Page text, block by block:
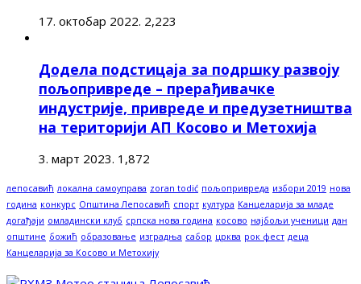
17. октобар 2022. 2,223
Додела подстицаја за подршку развоју
пољопривреде – прерађивачке
индустрије, привреде и предузетништва
на територији АП Косово и Метохија
3. март 2023. 1,872
лепосавић локална самоуправа zoran todić пољопривреда избори 2019 нова
година конкурс Општина Лепосавић спорт култура Канцеларија за младе
догађаји омладински клуб српска нова година косово најбољи ученици дан
општине божић образовање изградња сабор црква рок фест деца
Канцеларија за Косово и Метохију